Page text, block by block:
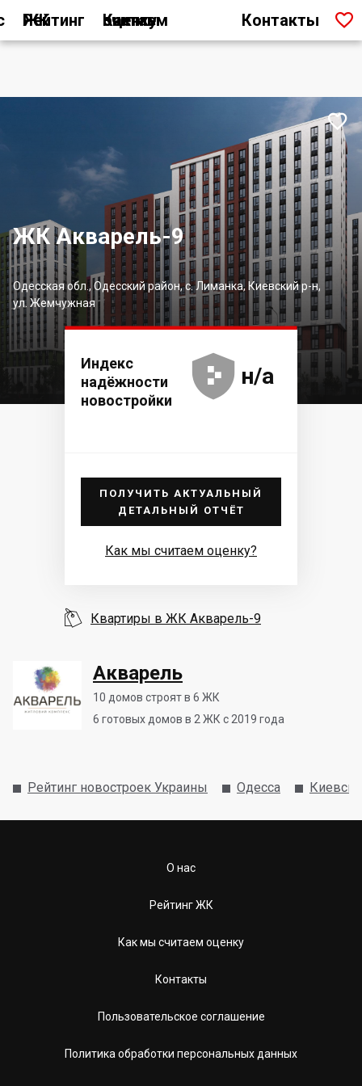
Рейтинг ЖК Как мы считаем оценку Контакты 
ЖК Акварель-9
Одесская обл., Одесский район, с. Лиманка, Киевский р-н,
ул. Жемчужная

Акварель
10 домов строят в 6 ЖК
6 готовых домов в 2 ЖК с 2019 года
Индекс
надёжности
новостройки




 н/а
ПОЛУЧИТЬ АКТУАЛЬНЫЙ
ДЕТАЛЬНЫЙ ОТЧЁТ
Как мы считаем оценку?
 Квартиры в ЖК Акварель-9
Рейтинг новостроек Украины Одесса
О нас
Рейтинг ЖК
Как мы считаем оценку
Контакты
Пользовательское соглашение
Политика обработки персональных данных